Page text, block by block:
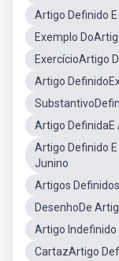
Artigo Definido
Exemplo
ExercícioArtigo
Artigo
Artigo DefinidaE
Artigo Definido
Junino
Artigos
DesenhoDe
Artigo Indefinido
CartazArtigo